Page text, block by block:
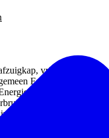
vrijhangende
Energieverbruik »
in de
» 1
Keukenapparatuur »
Koelen en vriezen